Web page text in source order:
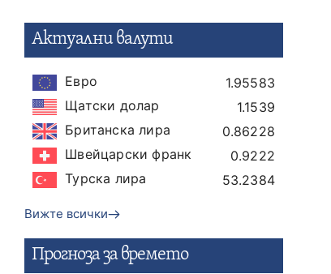
Актуални валути
Евро
1.95583
Щатски долар
1.1539
Британска лира
0.86228
Швейцарски франк
0.9222
Турска лира
53.2384
Вижте всички
Прогнозa за времето